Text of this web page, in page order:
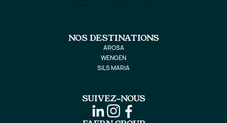
NOS DESTINATIONS
AROSA
WENGEN
SILS MARIA
SUIVEZ-NOUS